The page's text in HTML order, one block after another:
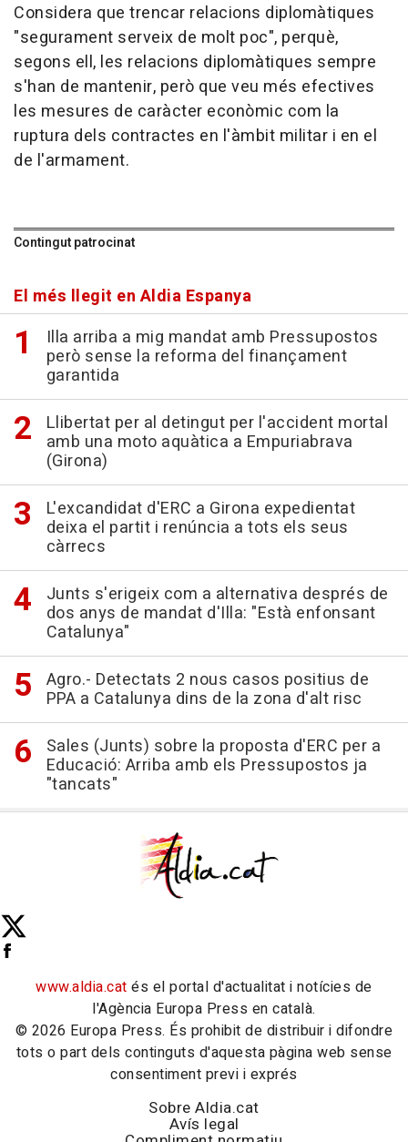
Considera que trencar relacions diplomàtiques
"segurament serveix de molt poc", perquè,
segons ell, les relacions diplomàtiques sempre
s'han de mantenir, però que veu més efectives
les mesures de caràcter econòmic com la
ruptura dels contractes en l'àmbit militar i en el
de l'armament.
Contingut patrocinat
El més llegit en Aldia Espanya
Illa arriba a mig mandat amb Pressupostos
però sense la reforma del finançament
garantida
Llibertat per al detingut per l'accident mortal
amb una moto aquàtica a Empuriabrava
(Girona)
L'excandidat d'ERC a Girona expedientat
deixa el partit i renúncia a tots els seus
càrrecs
Junts s'erigeix com a alternativa després de
dos anys de mandat d'Illa: "Està enfonsant
Catalunya"
Agro.- Detectats 2 nous casos positius de
PPA a Catalunya dins de la zona d'alt risc
Sales (Junts) sobre la proposta d'ERC per a
Educació: Arriba amb els Pressupostos ja
"tancats"
www.aldia.cat és el portal d'actualitat i notícies de
l'Agència Europa Press en català.
© 2026 Europa Press. És prohibit de distribuir i difondre
tots o part dels continguts d'aquesta pàgina web sense
consentiment previ i exprés
Sobre Aldia.cat
Avís legal